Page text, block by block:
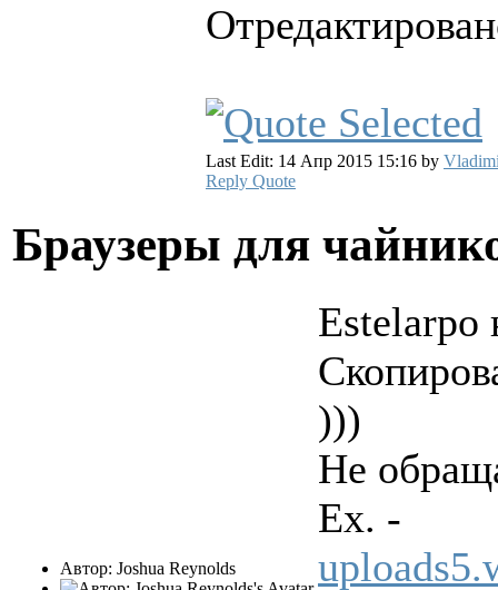
Last Edit: 14 Апр 2015 15:16 by
Reply Quote
Браузеры для
Автор: Joshua Reynolds
Estelarpo
)))
Не
Ex. -